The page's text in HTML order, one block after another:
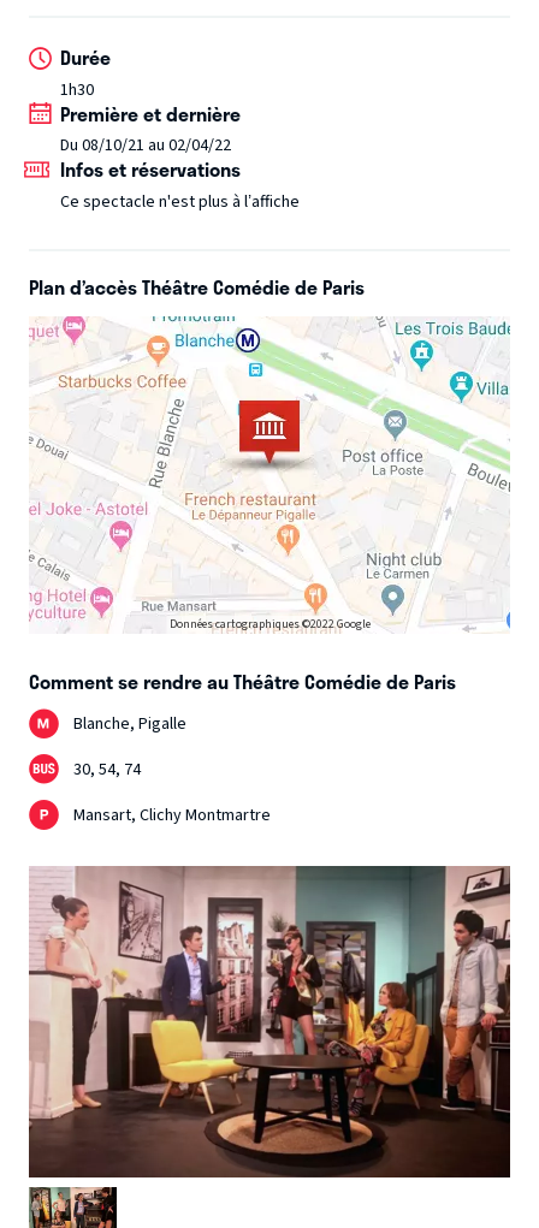
Comédie Caumartin en juin 2017 puis s'est prolongée au
Grand Point Virgule en janvier 2018, au Théâtre Michel en
mai 2018, à la Comédie Caumartin en octobre 2018, au
Théâtre Daunou en septembre 2019 et vient de passer le
cap des 600 représentations !
Durée
1h30
Première et dernière
Du 08/10/21 au 02/04/22
Infos et réservations
Ce spectacle n'est plus à l’affiche
Plan d’accès Théâtre Comédie de Paris
Données cartographiques ©2022 Google
Comment se rendre au Théâtre Comédie de Paris
Blanche, Pigalle
30, 54, 74
Mansart, Clichy Montmartre